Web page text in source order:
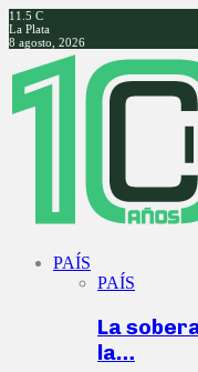
11.5 C
La Plata
8 agosto, 2026
Facebook
Twitter
Instagram
Youtube
PAÍS
PAÍS
La
la…